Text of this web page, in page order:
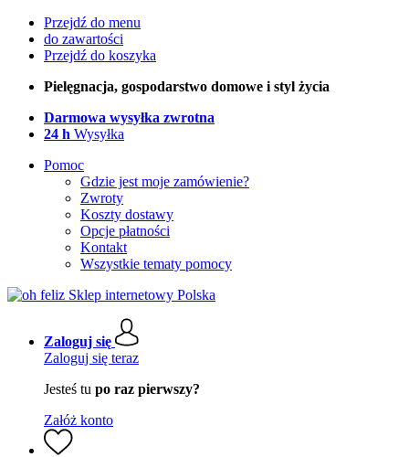
Przejdź do menu
do zawartości
Przejdź do koszyka
Pielęgnacja, gospodarstwo domowe i styl życia
Darmowa wysyłka zwrotna
24 h Wysyłka
Pomoc
Gdzie jest moje zamówienie?
Zwroty
Koszty dostawy
Opcje płatności
Kontakt
Wszystkie tematy pomocy
Zaloguj się
Zaloguj się teraz
Jesteś tu po raz pierwszy?
Załóż konto